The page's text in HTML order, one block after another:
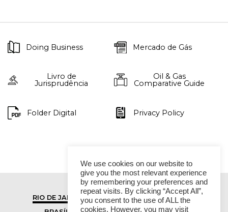
Doing Business Mercado de Gás
Livro de
Jurisprudência
Oil & Gas
Comparative Guide
Folder Digital Privacy Policy
RIO DE JANEIRO
SÃO PAULO
We use cookies on our website to
give you the most relevant experience
by remembering your preferences and
repeat visits. By clicking “Accept All”,
you consent to the use of ALL the
cookies. However, you may visit